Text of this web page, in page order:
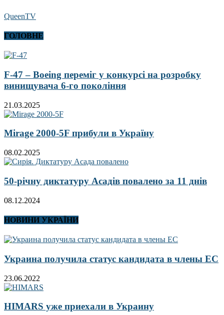
QueenTV
ГОЛОВНЕ
F-47 – Boeing переміг у конкурсі на розробку
винищувача 6-го покоління
21.03.2025
Mirage 2000-5F прибули в Україну
08.02.2025
50-річну диктатуру Асадів повалено за 11 днів
08.12.2024
НОВИНИ УКРАЇНИ
Украина получила статус кандидата в члены ЕС
23.06.2022
HIMARS уже приехали в Украину